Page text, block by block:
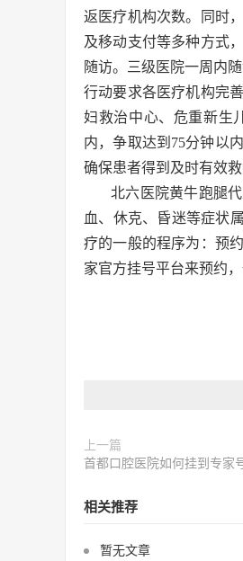
返医疗机构次数。同时
及移动支付等多种方式
随访。三级医院一周内随
行动要求各医疗机构完
妇救治中心、危重新生
内，争取达到75分钟以
确保患者得到及时有效救
北六医院黄牛跑腿
血、休克、昏迷等症状
疗的一般的程序为：预
家官方挂号平台来预约
上一篇
首都口腔医院如何挂到专家
相关推荐
暂无文章